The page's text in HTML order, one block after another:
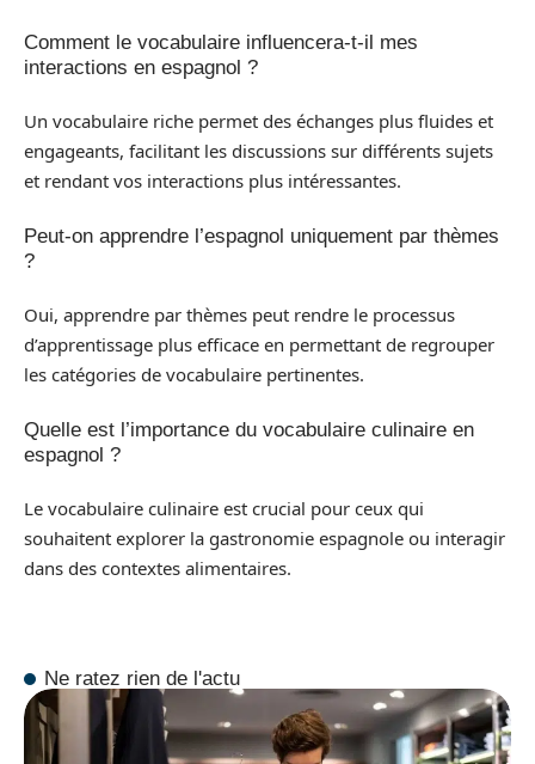
Comment le vocabulaire influencera-t-il mes
interactions en espagnol ?
Un vocabulaire riche permet des échanges plus fluides et
engageants, facilitant les discussions sur différents sujets
et rendant vos interactions plus intéressantes.
Peut-on apprendre l’espagnol uniquement par thèmes
?
Oui, apprendre par thèmes peut rendre le processus
d’apprentissage plus efficace en permettant de regrouper
les catégories de vocabulaire pertinentes.
Quelle est l’importance du vocabulaire culinaire en
espagnol ?
Le vocabulaire culinaire est crucial pour ceux qui
souhaitent explorer la gastronomie espagnole ou interagir
dans des contextes alimentaires.
Ne ratez rien de l'actu